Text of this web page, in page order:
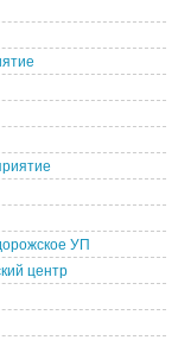
УП
центр